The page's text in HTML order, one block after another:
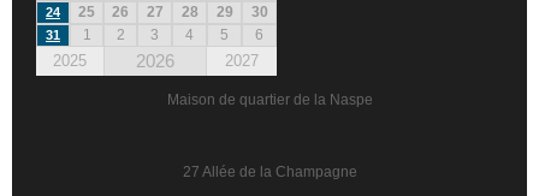
24 25 26 27 28 29 30
31 1 2 3 4 5 6
2025 2026 2027
Maison de quartier de la Naspe
27 Allée de la Champagne